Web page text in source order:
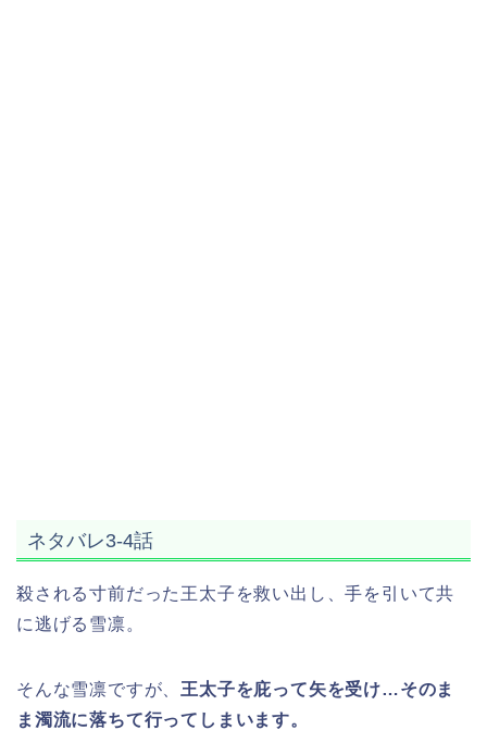
ネタバレ3-4話
殺される寸前だった王太子を救い出し、手を引いて共
に逃げる雪凛。
そんな雪凛ですが、 王太子を庇って矢を受け…そのま
ま濁流に落ちて行ってしまいます。